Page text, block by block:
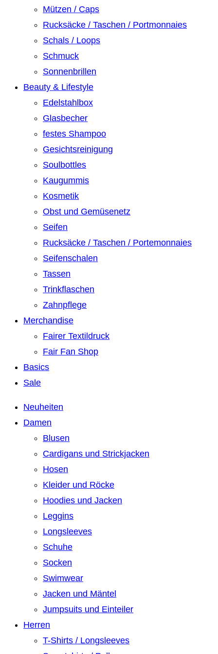
Mützen / Caps
Rucksäcke / Taschen / Portmonnaies
Schals / Loops
Schmuck
Sonnenbrillen
Beauty & Lifestyle
Edelstahlbox
Glasbecher
festes Shampoo
Gesichtsreinigung
Soulbottles
Kaugummis
Kosmetik
Obst und Gemüsenetz
Seifen
Rucksäcke / Taschen / Portemonnaies
Seifenschalen
Tassen
Trinkflaschen
Zahnpflege
Merchandise
Fairer Textildruck
Fair Fan Shop
Basics
Sale
Neuheiten
Damen
Blusen
Cardigans und Strickjacken
Hosen
Kleider und Röcke
Hoodies und Jacken
Leggins
Longsleeves
Schuhe
Socken
Swimwear
Jacken und Mäntel
Jumpsuits und Einteiler
Herren
T-Shirts / Longsleeves